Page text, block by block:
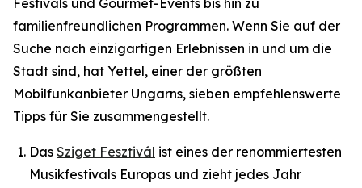
Festivals und Gourmet-Events bis hin zu
familienfreundlichen Programmen. Wenn Sie auf der
Suche nach einzigartigen Erlebnissen in und um die
Stadt sind, hat Yettel, einer der größten
Mobilfunkanbieter Ungarns, sieben empfehlenswerte
Tipps für Sie zusammengestellt.
Das Sziget Fesztivál ist eines der renommiertesten
Musikfestivals Europas und zieht jedes Jahr